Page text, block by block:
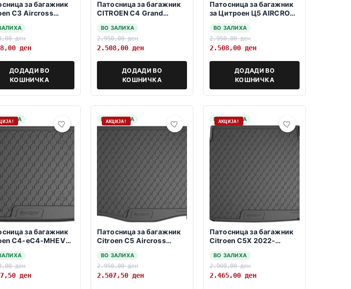
за багажник
C3 Aircross
ден
ден
ДОДАДИ ВО
КОШНИЧКА
Патосница за багажник
CITROEN C4 Grand
2013-> -со 5 и 7
седишта-
ВО ЗАЛИХА
2.950,00ден
2.508,00 ден
ДОДАДИ ВО
КОШНИЧКА
Патосница за багажник
за Цитроен Ц5 AIRCROSS
ВО ЗАЛИХА
2.950,00ден
2.508,00 ден
ДОДАДИ ВО
КОШНИЧКА
за багажник
C4-eC4-MHEV
ден
ден
НА ЗАЛИХА
АКЦИЈА!
Патосница за багажник
Citroen C5 Aircross
ВО ЗАЛИХА
2.950,00ден
2.507,50 ден
НА ЗАЛИХА
АКЦИЈА!
Патосница за багажник
Citroen C5X 2022-
ВО ЗАЛИХА
2.900,00ден
2.465,00 ден